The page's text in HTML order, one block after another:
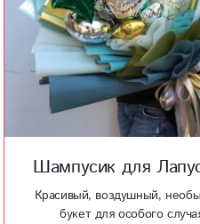
Шампусик для
Красивый, воздушный,
букет для особого